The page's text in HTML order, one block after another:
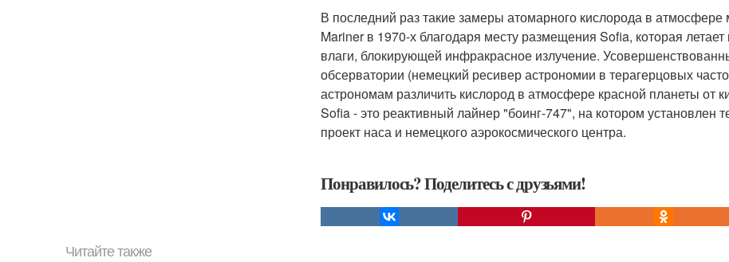
В последний раз такие замеры атомарного кислорода в
Mariner в 1970-х благодаря месту размещения Sofia, которая
влаги, блокирующей инфракрасное излучение.
обсерватории (немецкий ресивер астрономии в терагерцовых
астрономам различить кислород в атмосфере красной планеты от
Sofia - это реактивный лайнер "боинг-747", на котором установлен
проект наса и немецкого аэрокосмического центра.
Понравилось? Поделитесь с друзьями!
Читайте также